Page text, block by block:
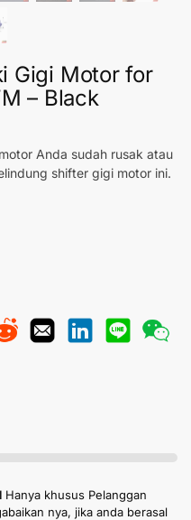
Gigi Motor for
– Black
Anda sudah rusak atau
shifter gigi motor ini.
Hanya khusus Pelanggan
nya, jika anda berasal